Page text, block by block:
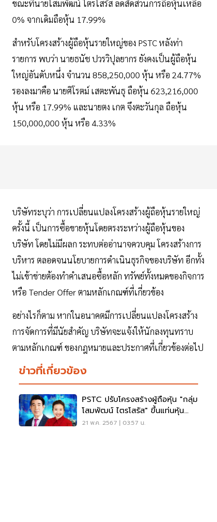
ขณะที่นายโสมพัฒน์ ไตรโสรัส ลดสัดส่วนการถือหุ้นเหลือ
0% จากเดิมถือหุ้น 17.99%
สำหรับโครงสร้างผู้ถือหุ้นรายใหญ่ของ PSTC หลังท่า
รายการ พบว่า นายธนัช ปวรวิปุลยากร ยังคงเป็นผู้ถือหุ้น
ใหญ่อันดับหนึ่ง จํานวน 858,250,000 หุ้น หรือ 24.77%
รองลงมาคือ นายศิโรตม์ เสตะพันธุ ถือหุ้น 623,216,000
หุ้น หรือ 17.99% และนายตง เกต จึงตะวันกุล ถือหุ้น
150,000,000 หุ้น หรือ 4.33%
บริษัทระบุว่า การเปลี่ยนแปลงโครงสร้างผู้ถือหุ้นรายใหญ่
ครั้งนี้ เป็นการซื้อขายหุ้นโดยตรงระหว่างผู้ถือหุ้นของ
บริษัท โดยไม่มีผลก ระทบต่ออ่านาจควบคุม โครงสร้างการ
บริหาร ตลอดจนนโยบายการดำเนินธุรกิจของบริษัท อีกทั้ง
ไม่เข้าข่ายต้องทำคำเสนอซื้อหลัก ทรัพย์ทั้งหมดของกิจการ
หรือ Tender Offer ตามหลักเกณฑ์ที่เกี่ยวข้อง
อย่างไรก็ตาม หากในอนาคตมีการเปลี่ยนแปลงโครงสร้าง
การจัดการที่มีนัยสำคัญ บริษัทจะแจ้งให้นักลงทุนทราบ
ตามหลักเกณฑ์ ของกฎหมายและประกาศที่เกี่ยวข้องต่อไป
ข่าวที่เกี่ยวข้อง
PSTC ปรับโครงสร้างผู้ถือหุ้น "กลุ่ม
โสมพัฒน์ ไตรโสรัส" ขึ้นแท่นหุ้น
ใหญ่ 18%
21 พ.ค. 2567 | 03:57 น.